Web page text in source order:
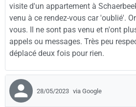
visite d'un appartement à
venu à ce rendez-vous car 'oublié'.
vous. Il ne sont pas venu et n'ont
appels ou messages. Très peu
déplacé deux fois pour rien.
28/05/2023 via Google